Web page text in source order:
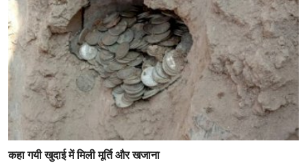
कहा गयी खुदाई में मिली मूर्ति और खजाना